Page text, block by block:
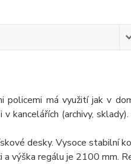
má využití jak v
v kancelářích (archivy,
desky. Vysoce stabilní
výška regálu je 2100 mm.